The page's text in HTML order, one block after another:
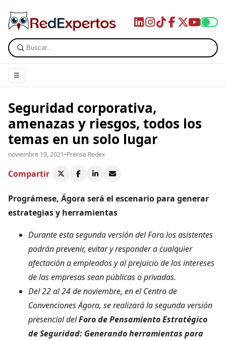
☰
Seguridad corporativa,
amenazas y riesgos, todos los
temas en un solo lugar
noviembre 19, 2021•Prensa Redex
Compartir
Prográmese, Ágora será el escenario para generar
estrategias y herramientas
Durante esta segunda versión del Foro los asistentes
podrán prevenir, evitar y responder a cualquier
afectación a empleados y al prejuicio de los intereses
de las empresas sean públicas o privadas.
Del 22 al 24 de noviembre, en el Centro de
Convenciones Ágora, se realizará la segunda versión
presencial delForo de Pensamiento Estratégico
de Seguridad: Generando herramientas para